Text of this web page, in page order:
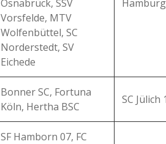
Osnabrück, SSV
Vorsfelde, MTV
Wolfenbüttel, SC
Norderstedt, SV
Eichede
Hamburg
Bonner SC, Fortuna
Köln, Hertha BSC
SC Jülich
SF Hamborn 07, FC